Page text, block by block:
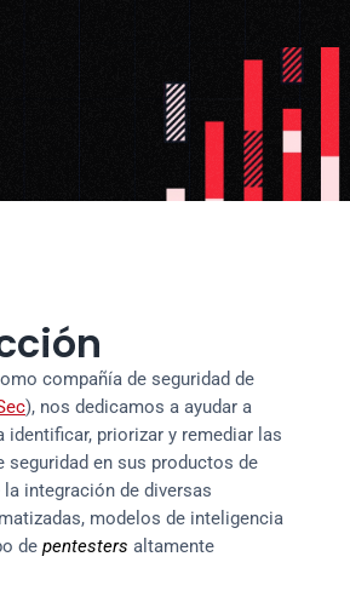
compañía de seguridad de
), nos dedicamos a ayudar a
identificar, priorizar y remediar las
la integración de diversas
modelos de inteligencia
de pentesters altamente